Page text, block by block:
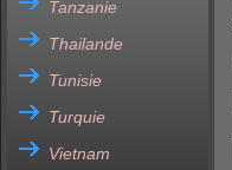
Tanzanie
Thailande
Tunisie
Turquie
Vietnam